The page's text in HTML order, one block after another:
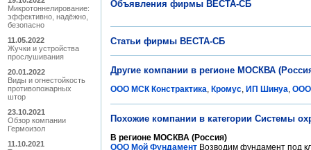
Микротоннелирование:
эффективно, надёжно,
безопасно
11.05.2022
Жучки и устройства
прослушивания
20.01.2022
Виды и огнестойкость
противопожарных
штор
23.10.2021
Обзор компании
Гермоизол
11.10.2021
Объявления фирмы ВЕСТА-СБ
Статьи фирмы ВЕСТА-СБ
Другие компании в регионе МОСКВА
ООО МСК Констрактика, Кромус, ИП Шинуа, ООО
Похожие компании в категории Системы
В регионе МОСКВА (Россия)
ООО Мой Фундамент Возводим фундамент под